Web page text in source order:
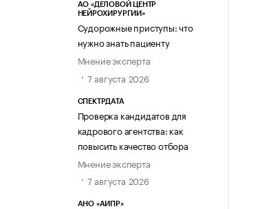
АО «ДЕЛОВОЙ ЦЕНТР
НЕЙРОХИРУРГИИ»
Судорожные приступы: что
нужно знать пациенту
Мнение эксперта
7 августа 2026
СПЕКТРДАТА
Проверка кандидатов для
кадрового агентства: как
повысить качество отбора
Мнение эксперта
7 августа 2026
АНО «АИПР»